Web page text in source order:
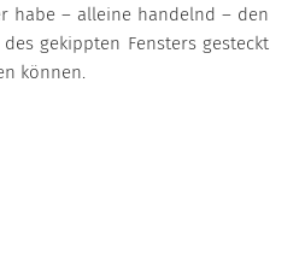
habe – alleine handelnd – den
gekippten Fensters gesteckt
können.